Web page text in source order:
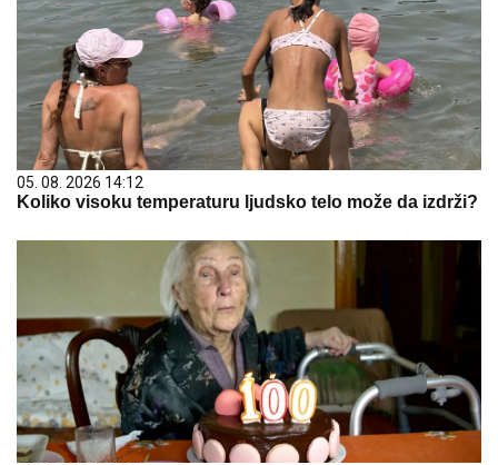
05. 08. 2026 14:12
Koliko visoku temperaturu ljudsko telo može da izdrži?